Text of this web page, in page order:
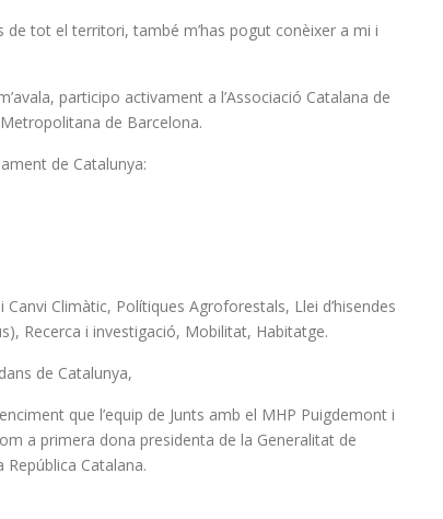
tot el territori, també m’has pogut conèixer a mi i
participo activament a l’Associació Catalana de
de Barcelona.
de Catalunya:
Climàtic, Polítiques Agroforestals, Llei d’hisendes
Recerca i investigació, Mobilitat, Habitatge.
de Catalunya,
que l’equip de Junts amb el MHP Puigdemont i
a primera dona presidenta de la Generalitat de
Catalana.